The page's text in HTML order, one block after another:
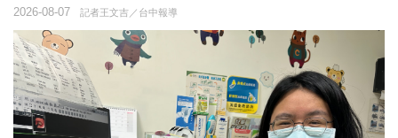
記者王文吉／台中報導
2026-08-07